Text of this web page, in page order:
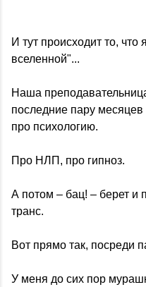
И тут происходит то,
вселенной"...
Наша
последние пару месяцев
про психологию.
Про НЛП, про гипноз.
А потом – бац! – берет и
транс.
Вот прямо так, посреди
У меня до сих пор